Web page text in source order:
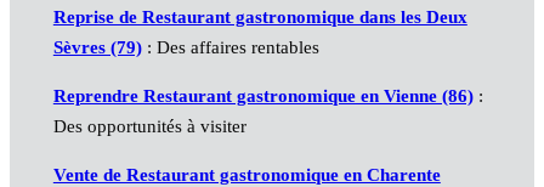
Reprise de Restaurant gastronomique dans les Deux
Sèvres (79): Des affaires rentables
Reprendre Restaurant gastronomique en Vienne (86):
Des opportunités à visiter
Vente de Restaurant gastronomique en Charente